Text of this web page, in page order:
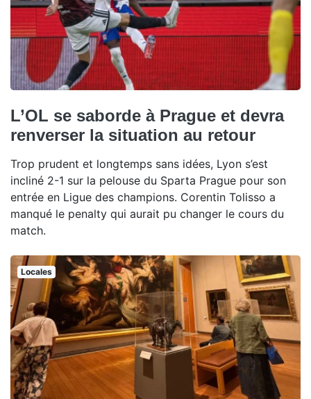
L’OL se saborde à Prague et devra
renverser la situation au retour
Trop prudent et longtemps sans idées, Lyon s’est
incliné 2-1 sur la pelouse du Sparta Prague pour son
entrée en Ligue des champions. Corentin Tolisso a
manqué le penalty qui aurait pu changer le cours du
match.
Locales